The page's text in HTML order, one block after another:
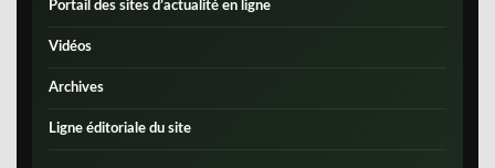
Portail des sites d’actualité en ligne
Vidéos
Archives
Ligne éditoriale du site